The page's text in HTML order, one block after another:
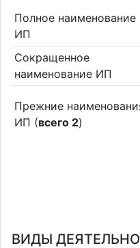
Полное наименование
ИП
Сокращенное
наименование ИП
Прежние
ИП (всего 2)
ВИДЫ